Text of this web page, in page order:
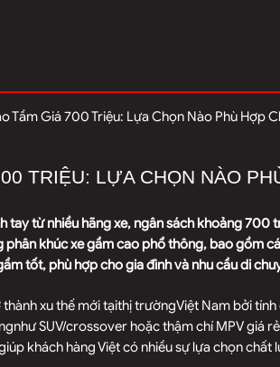
Tầm Giá 700 Triệu: Lựa Chọn Nào Phù Hợp
TRIỆU: LỰA CHỌN NÀO
tay từ nhiều hãng xe, ngân sách khoảng
khúc xe gầm cao phổ thông, bao gồm
tốt, phù hợp cho gia đình và nhu cầu di
xu thế mới tạithị trườngViệt Nam bởi
SUV/crossover hoặc thậm chí MPV giá
khách hàng Việt có nhiều sự lựa chọn chất